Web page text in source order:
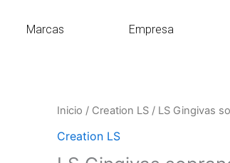
Marcas Empresa
Inicio / Creation LS / LS Gingivas
Creation LS
LS
Gingivas